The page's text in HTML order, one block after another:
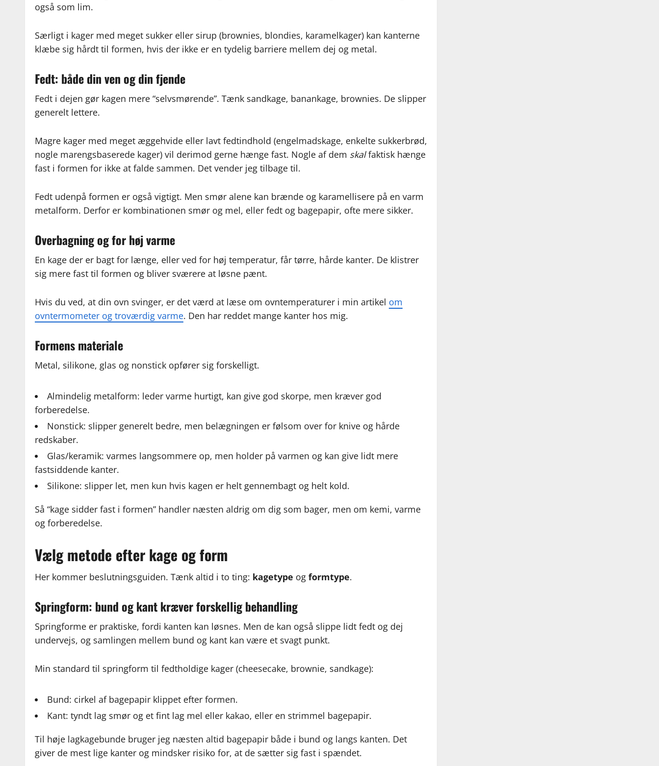
også som lim.
Særligt i kager med meget sukker eller sirup (brownies, blondies, karamelkager) kan kanterne
klæbe sig hårdt til formen, hvis der ikke er en tydelig barriere mellem dej og metal.
Fedt: både din ven og din fjende
Fedt i dejen gør kagen mere “selvsmørende”. Tænk sandkage, banankage, brownies. De slipper
generelt lettere.
Magre kager med meget æggehvide eller lavt fedtindhold (engelmadskage, enkelte sukkerbrød,
nogle marengsbaserede kager) vil derimod gerne hænge fast. Nogle af dem skalfaktisk hænge
fast i formen for ikke at falde sammen. Det vender jeg tilbage til.
Fedt udenpå formen er også vigtigt. Men smør alene kan brænde og karamellisere på en varm
metalform. Derfor er kombinationen smør og mel, eller fedt og bagepapir, ofte mere sikker.
Overbagning og for høj varme
En kage der er bagt for længe, eller ved for høj temperatur, får tørre, hårde kanter. De klistrer
sig mere fast til formen og bliver sværere at løsne pænt.
Hvis du ved, at din ovn svinger, er det værd at læse om ovntemperaturer i min artikel om
ovntermometer og troværdig varme. Den har reddet mange kanter hos mig.
Formens materiale
Metal, silikone, glas og nonstick opfører sig forskelligt.
Almindelig metalform: leder varme hurtigt, kan give god skorpe, men kræver god
forberedelse.
Nonstick: slipper generelt bedre, men belægningen er følsom over for knive og hårde
redskaber.
Glas/keramik: varmes langsommere op, men holder på varmen og kan give lidt mere
fastsiddende kanter.
Silikone: slipper let, men kun hvis kagen er helt gennembagt og helt kold.
Så “kage sidder fast i formen” handler næsten aldrig om dig som bager, men om kemi, varme
og forberedelse.
Vælg metode efter kage og form
Her kommer beslutningsguiden. Tænk altid i to ting: kagetype ogformtype.
Springform: bund og kant kræver forskellig behandling
Springforme er praktiske, fordi kanten kan løsnes. Men de kan også slippe lidt fedt og dej
undervejs, og samlingen mellem bund og kant kan være et svagt punkt.
Min standard til springform til fedtholdige kager (cheesecake, brownie, sandkage):
Bund: cirkel af bagepapir klippet efter formen.
Kant: tyndt lag smør og et fint lag mel eller kakao, eller en strimmel bagepapir.
Til høje lagkagebunde bruger jeg næsten altid bagepapir både i bund og langs kanten. Det
giver de mest lige kanter og mindsker risiko for, at de sætter sig fast i spændet.